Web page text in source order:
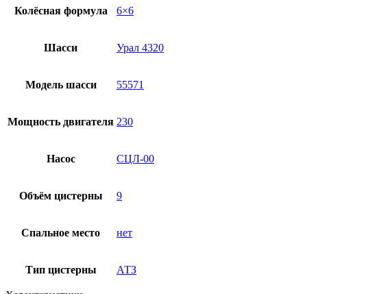
Колёсная формула 6×6
Шасси Урал 4320
Модель шасси 55571
Мощность двигателя 230
Насос СЦЛ-00
Объём цистерны 9
Спальное место нет
Тип цистерны АТЗ